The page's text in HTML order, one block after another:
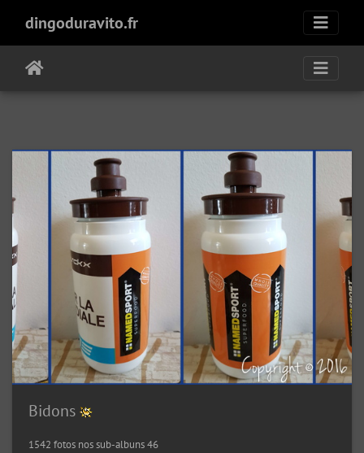
dingoduravito.fr
Bidons
1542 fotos nos sub-albuns 46